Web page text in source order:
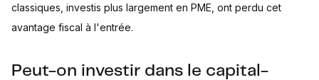
classiques, investis plus largement en PME, ont perdu cet
avantage fiscal à l'entrée.
Peut-on investir dans le capital-